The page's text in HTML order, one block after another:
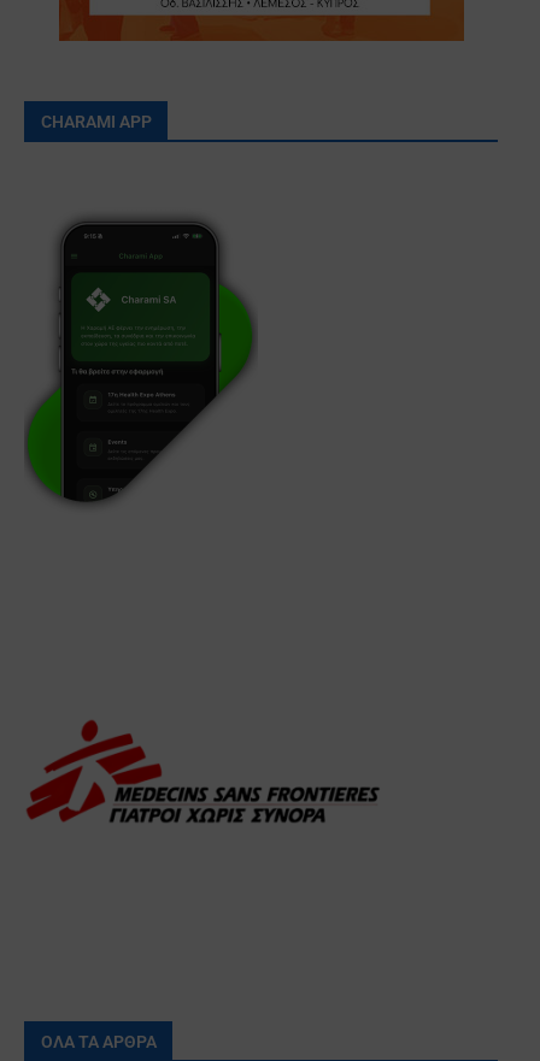
CHARAMI APP
ΟΛΑ ΤΑ ΑΡΘΡΑ